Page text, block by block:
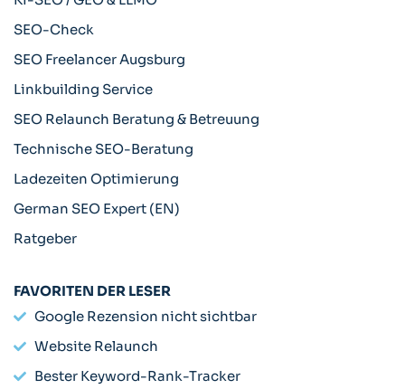
SEO-Check
SEO Freelancer Augsburg
Linkbuilding Service
SEO Relaunch Beratung & Betreuung
Technische SEO-Beratung
Ladezeiten Optimierung
German SEO Expert (EN)
Ratgeber
FAVORITEN DER LESER
Google Rezension nicht sichtbar
Website Relaunch
Bester Keyword-Rank-Tracker